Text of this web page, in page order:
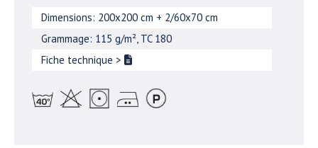
Dimensions: 200x200 cm + 2/60x70 cm
Grammage: 115 g/m², TC 180
Fiche technique >